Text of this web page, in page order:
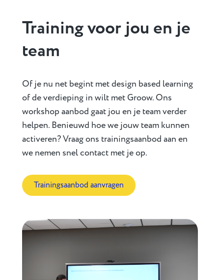
Training voor jou en je
team
Of je nu net begint met design based learning
of de verdieping in wilt met Groow. Ons
workshop aanbod gaat jou en je team verder
helpen. Benieuwd hoe we jouw team kunnen
activeren? Vraag ons trainingsaanbod aan en
we nemen snel contact met je op.
Trainingsaanbod aanvragen